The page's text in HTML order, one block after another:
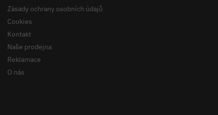
Zásady ochrany osobních údajů
Cookies
Kontakt
Naše prodejna
Reklamace
O nás